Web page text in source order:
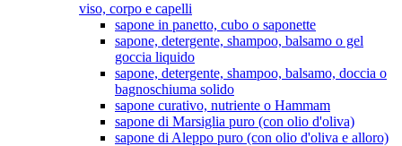
viso, corpo e capelli
sapone in panetto, cubo o saponette
sapone, detergente, shampoo, balsamo o gel
goccia liquido
sapone, detergente, shampoo, balsamo, doccia o
bagnoschiuma solido
sapone curativo, nutriente o Hammam
sapone di Marsiglia puro (con olio d'oliva)
sapone di Aleppo puro (con olio d'oliva e alloro)